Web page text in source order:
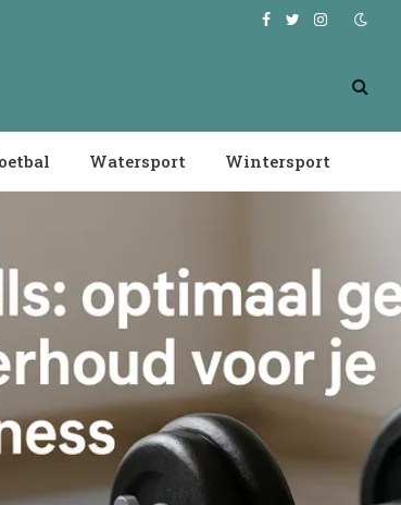
Facebook
TwitterInstagram
Watersport Wintersport